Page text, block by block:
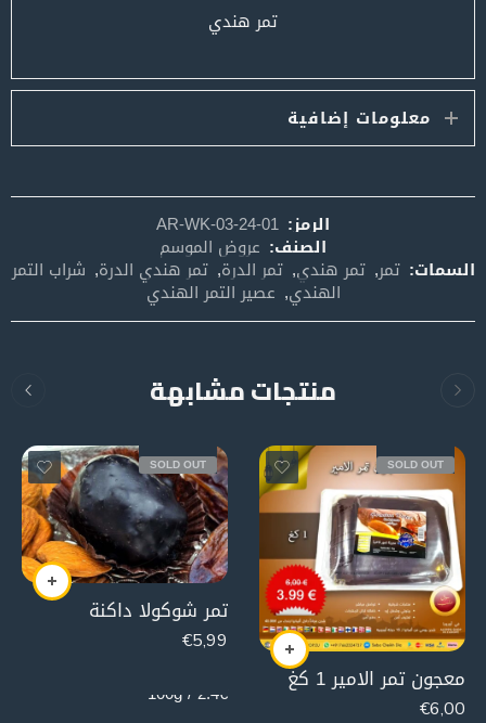
تمر هندي
معلومات إضافية
الرمز: AR-WK-03-24-01
الصنف: عروض الموسم
السمات: تمر, تمر هندي, تمر الدرة, تمر هندي الدرة, شراب التمر
الهندي, عصير التمر الهندي
منتجات مشابهة
SOLD OUT
معجون تمر الامير 1 كغ
€6,00
SOLD OUT
تمر شوكولا داكنة
€5,99
2.4€ / 100g